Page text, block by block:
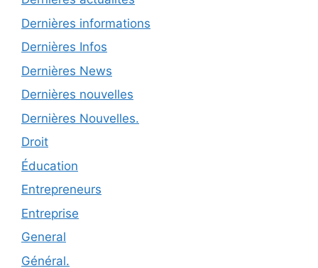
Dernières informations
Dernières Infos
Dernières News
Dernières nouvelles
Dernières Nouvelles.
Droit
Éducation
Entrepreneurs
Entreprise
General
Général.